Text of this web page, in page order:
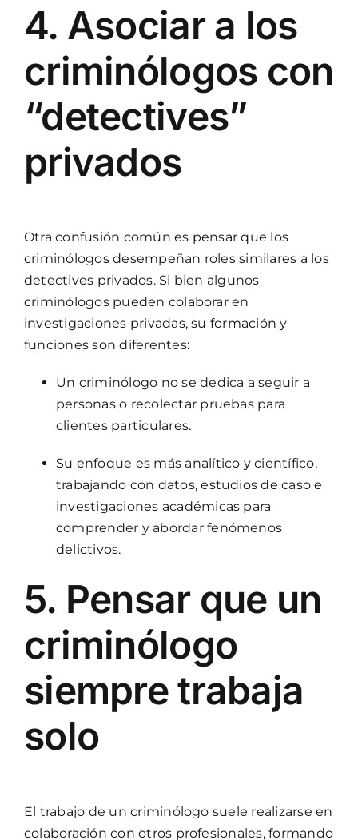
4. Asociar a los
criminólogos con
“detectives”
privados
Otra confusión común es pensar que los
criminólogos desempeñan roles similares a los
detectives privados. Si bien algunos
criminólogos pueden colaborar en
investigaciones privadas, su formación y
funciones son diferentes:
Un criminólogo no se dedica a seguir a
personas o recolectar pruebas para
clientes particulares.
Su enfoque es más analítico y científico,
trabajando con datos, estudios de caso e
investigaciones académicas para
comprender y abordar fenómenos
delictivos.
5. Pensar que un
criminólogo
siempre trabaja
solo
El trabajo de un criminólogo suele realizarse en
colaboración con otros profesionales, formando